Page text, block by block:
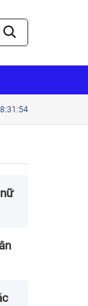
tín cho người mới